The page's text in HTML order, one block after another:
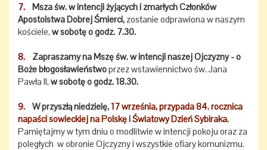
7.
Msza św. w intencji żyjących i zmarłych Członków
Apostolstwa Dobrej Śmierci, zostanie odprawiona w naszym
kościele, w sobotę o godz. 7.30.
8.
Zapraszamy na Mszę św. w intencji naszej Ojczyzny - o
Boże błogosławieństwoprzez wstawiennictwo św. Jana
Pawła II, w sobotę o godz. 18.30.
9. W przyszłą niedzielę,17 września, przypada 84. rocznica
napaści sowieckiej na PolskęiŚwiatowy Dzień Sybiraka.
Pamiętajmy w tym dniu o modlitwie w intencji pokoju oraz za
poległych w obronie Ojczyzny i wszystkie ofiary komunizmu.